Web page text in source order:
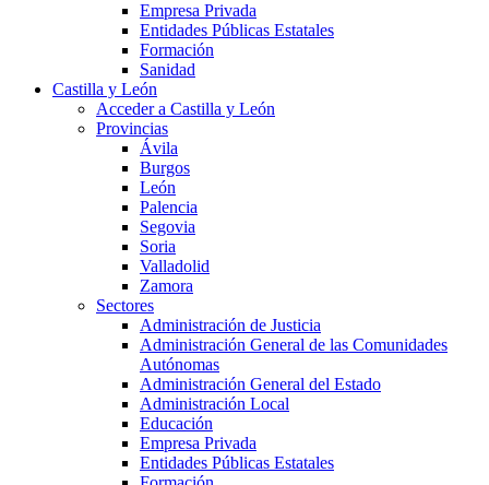
Empresa Privada
Entidades Públicas Estatales
Formación
Sanidad
Castilla y León
Acceder a Castilla y León
Provincias
Ávila
Burgos
León
Palencia
Segovia
Soria
Valladolid
Zamora
Sectores
Administración de Justicia
Administración General de las Comunidades
Autónomas
Administración General del Estado
Administración Local
Educación
Empresa Privada
Entidades Públicas Estatales